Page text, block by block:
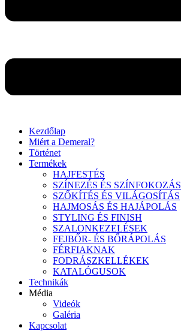
Kezdőlap
Miért a Demeral?
Történet
Termékek
HAJFESTÉS
SZÍNEZÉS ÉS SZÍNFOKOZÁS
SZŐKÍTÉS ÉS VILÁGOSÍTÁS
HAJMOSÁS ÉS HAJÁPOLÁS
STYLING ÉS FINISH
SZALONKEZELÉSEK
FEJBŐR- ÉS BŐRÁPOLÁS
FÉRFIAKNAK
FODRÁSZKELLÉKEK
KATALÓGUSOK
Technikák
Média
Videók
Galéria
Kapcsolat